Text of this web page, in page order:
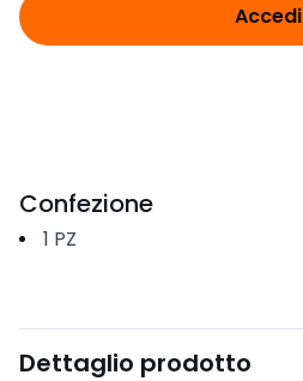
Accedi
Confezione
1 PZ
Dettaglio prodotto